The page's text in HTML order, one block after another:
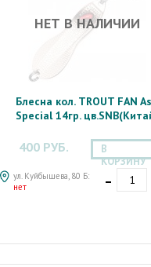
НЕТ В НАЛИЧИИ
Блесна кол. TROUT FAN
Special 14гр.
400 РУБ.
ул. Куйбышева, 80 Б:
нет
В
КОРЗИНУ
-